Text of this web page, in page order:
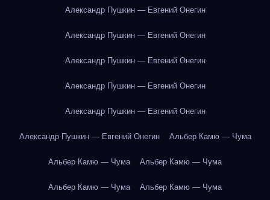
Александр Пушкин — Евгений Онегин
Александр Пушкин — Евгений Онегин
Александр Пушкин — Евгений Онегин
Александр Пушкин — Евгений Онегин
Александр Пушкин — Евгений Онегин
Александр Пушкин — Евгений Онегин Альбер Камю — Чума
Альбер Камю — Чума Альбер Камю — Чума
Альбер Камю — Чума Альбер Камю — Чума